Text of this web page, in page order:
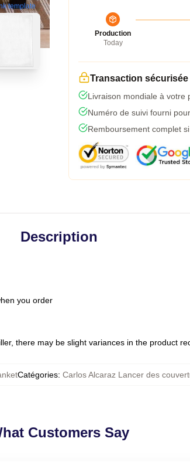
template
Production
Today
Transaction sécurisée
Livraison mondiale à votre
Numéro de suivi fourni
Remboursement complet
Description
you order
there may be slight variances in the product
Catégories: Carlos Alcaraz Lancer des
Customers Say